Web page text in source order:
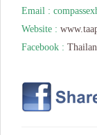
Email :
Website :
Facebook :